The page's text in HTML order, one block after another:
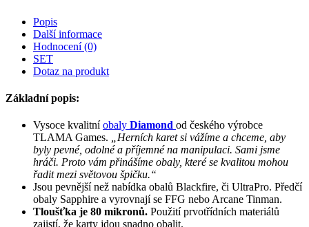
Popis
Další informace
Hodnocení (0)
SET
Dotaz na produkt
Základní popis:
Vysoce kvalitníobaly Diamond od českého výrobce
TLAMA Games.
„Herních karet si vážíme a chceme, aby
byly pevné, odolné a příjemné na manipulaci. Sami jsme
hráči. Proto vám přinášíme obaly, které se kvalitou mohou
řadit mezi světovou špičku.“
Jsou pevnější než nabídka obalů Blackfire, či UltraPro. Předčí
obaly Sapphire a vyrovnají se FFG nebo Arcane Tinman.
Tloušťka je 80 mikronů. Použití prvotřídních materiálů
zajistí, že karty jdou snadno obalit.